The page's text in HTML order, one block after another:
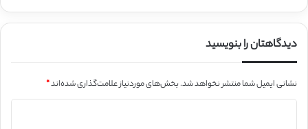
دیدگاهتان را بنویسید
نشانی ایمیل شما منتشر نخواهد شد.بخش‌های موردنیاز علامت‌گذاری شده‌اند*